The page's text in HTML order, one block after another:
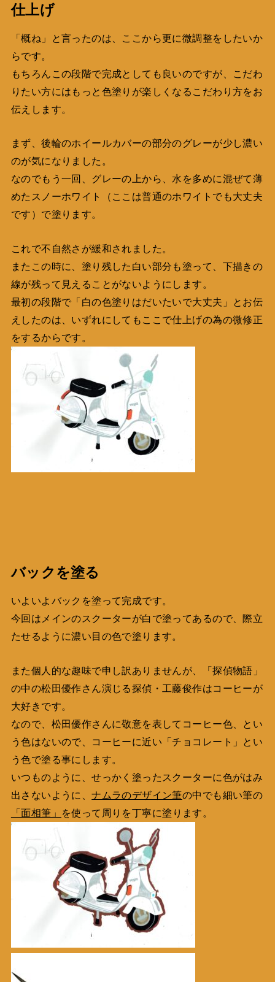
仕上げ
「概ね」と言ったのは、ここから更に微調整をしたいか
らです。
もちろんこの段階で完成としても良いのですが、こだわ
りたい方にはもっと色塗りが楽しくなるこだわり方をお
伝えします。
まず、後輪のホイールカバーの部分のグレーが少し濃い
のが気になりました。
なのでもう一回、グレーの上から、水を多めに混ぜて薄
めたスノーホワイト（ここは普通のホワイトでも大丈夫
です）で塗ります。
これで不自然さが緩和されました。
またこの時に、塗り残した白い部分も塗って、下描きの
線が残って見えることがないようにします。
最初の段階で「白の色塗りはだいたいで大丈夫」とお伝
えしたのは、いずれにしてもここで仕上げの為の微修正
をするからです。
バックを塗る
いよいよバックを塗って完成です。
今回はメインのスクーターが白で塗ってあるので、際立
たせるように濃い目の色で塗ります。
また個人的な趣味で申し訳ありませんが、「探偵物語」
の中の松田優作さん演じる探偵・工藤俊作はコーヒーが
大好きです。
なので、松田優作さんに敬意を表してコーヒー色、とい
う色はないので、コーヒーに近い「チョコレート」とい
う色で塗る事にします。
いつものように、せっかく塗ったスクーターに色がはみ
出さないように、ナムラのデザイン筆の中でも細い筆の
「面相筆」
を使って周りを丁寧に塗ります。